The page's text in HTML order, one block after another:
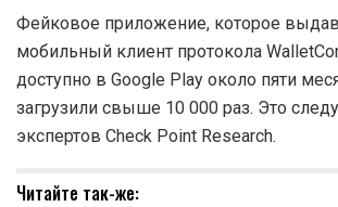
Фейковое приложение, которое
мобильный клиент протокола
доступно в Google Play около пяти
загрузили свыше 10 000 раз. Это
экспертов Check Point Research.
Читайте так-же: